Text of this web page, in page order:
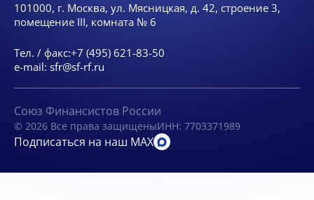
101000, г. Москва, ул. Мясницкая, д. 42, строение 3,
помещение III, комната № 6
Тел. / факс:+7 (495) 621-83-50
e-mail: sfr@sf-rf.ru
Союз Финансистов России
© 2026 Все права защищеныИНН: 7703371989
Подписаться на наш MAX